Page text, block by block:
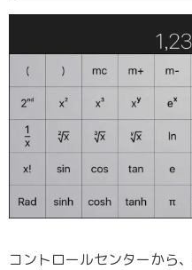
コントロールセンターから